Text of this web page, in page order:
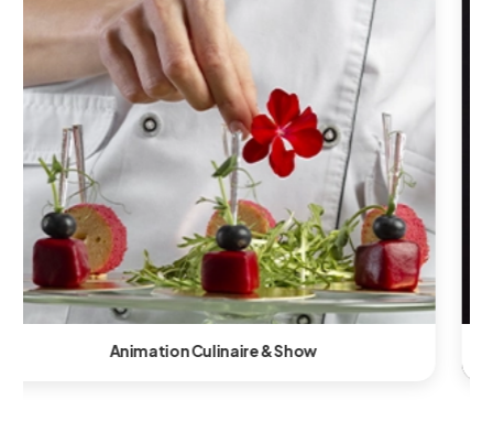
Animation Technologique & Innovante